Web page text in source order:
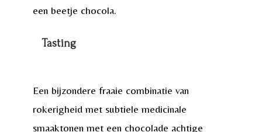
een beetje chocola.
Tasting
Een bijzondere fraaie combinatie van
rokerigheid met subtiele medicinale
smaaktonen met een chocolade achtige